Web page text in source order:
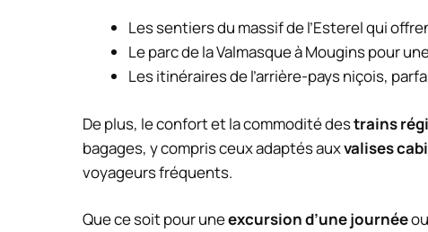
Les sentiers du massif de l’Esterel qui
Le parc de la Valmasque à Mougins pour
Les itinéraires de l’arrière-pays niçois,
De plus, le confort et la commodité destrains
bagages, y compris ceux adaptés auxvalises
voyageurs fréquents.
Que ce soit pour uneexcursion d’une journée